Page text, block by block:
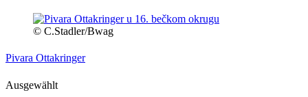
© C.Stadler/Bwag
Pivara Ottakringer
Ausgewählt